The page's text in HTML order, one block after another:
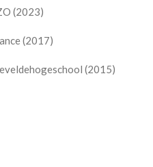
(2023)
(2017)
(2015)